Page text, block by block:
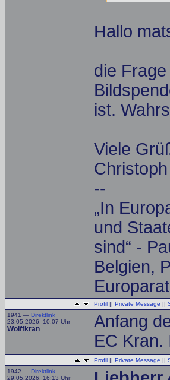
Hallo
die
ist.
Viele
Christoph
--
„In
und
sind“ -
Belgien,
Profil || Private Message ||
1941 — Direktlink
23.05.2026, 10:07 Uhr
Wolffkran
Anfang
EC Kran.
Profil || Private Message ||
1942 — Direktlink
29.05.2026, 16:13 Uhr